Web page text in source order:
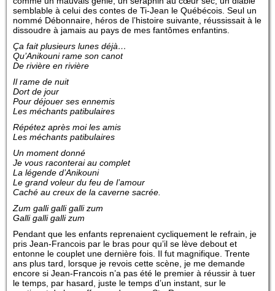
semblable à celui des contes de Ti-Jean le Québécois. Seul un
nommé Débonnaire, héros de l’histoire suivante, réussissait à le
dissoudre à jamais au pays de mes fantômes enfantins.
Ça fait plusieurs lunes déjà…
Qu’Anikouni rame son canot
De rivière en rivière
Il rame de nuit
Dort de jour
Pour déjouer ses ennemis
Les méchants patibulaires
Répétez après moi les amis
Les méchants patibulaires
Un moment donné
Je vous raconterai au complet
La légende d’Anikouni
Le grand voleur du feu de l’amour
Caché au creux de la caverne sacrée.
Zum galli galli galli zum
Galli galli galli zum
Pendant que les enfants reprenaient cycliquement le refrain, je
pris Jean-Francois par le bras pour qu’il se lève debout et
entonne le couplet une dernière fois. Il fut magnifique. Trente
ans plus tard, lorsque je revois cette scène, je me demande
encore si Jean-Francois n’a pas été le premier à réussir à tuer
le temps, par hasard, juste le temps d’un instant, sur le